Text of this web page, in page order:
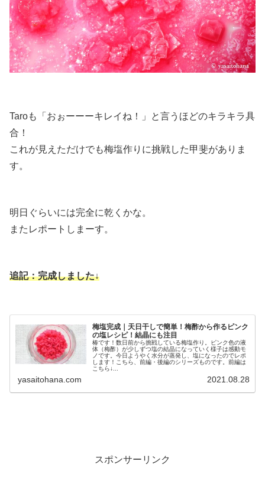
Taroも「おぉーーーキレイね！」と言うほどのキラキラ具
合！
これが見えただけでも梅塩作りに挑戦した甲斐がありま
す。
明日ぐらいには完全に乾くかな。
またレポートしまーす。
追記：完成しました↓
梅塩完成｜天日干しで簡単！梅酢から作るピンク
の塩レシピ！結晶にも注目
椿です！数日前から挑戦している梅塩作り。ピンク色の液
体（梅酢）が少しずつ塩の結晶になっていく様子は感動モ
ノです。今日ようやく水分が蒸発し、塩になったのでレポ
します！こちら、前編・後編のシリーズものです。前編は
こちら↓...
yasaitohana.com 2021.08.28
スポンサーリンク